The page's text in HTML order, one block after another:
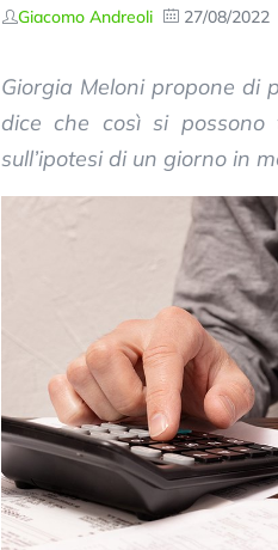
Giacomo Andreoli 27/08/2022
Giorgia Meloni propone di
dice che così si
sull’ipotesi di un giorno in